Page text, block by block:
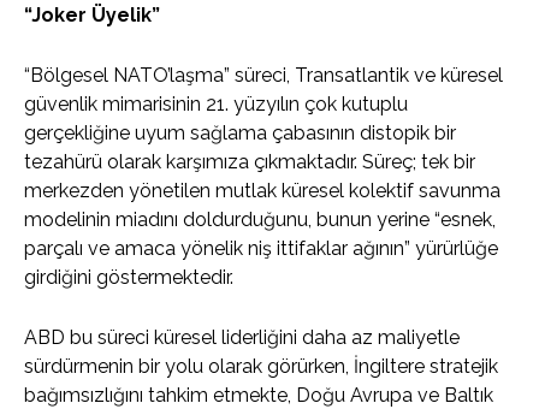
“Joker Üyelik”
“Bölgesel NATO’laşma” süreci, Transatlantik ve küresel
güvenlik mimarisinin 21. yüzyılın çok kutuplu
gerçekliğine uyum sağlama çabasının distopik bir
tezahürü olarak karşımıza çıkmaktadır. Süreç; tek bir
merkezden yönetilen mutlak küresel kolektif savunma
modelinin miadını doldurduğunu, bunun yerine “esnek,
parçalı ve amaca yönelik niş ittifaklar ağının” yürürlüğe
girdiğini göstermektedir.
ABD bu süreci küresel liderliğini daha az maliyetle
sürdürmenin bir yolu olarak görürken, İngiltere stratejik
bağımsızlığını tahkim etmekte, Doğu Avrupa ve Baltık